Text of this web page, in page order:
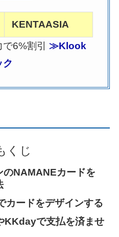
KENTAASIA
6%割引 ≫Klook
ク
くじ
のNAMANEカードを
カードをデザインする
KKdayで支払を済ませ